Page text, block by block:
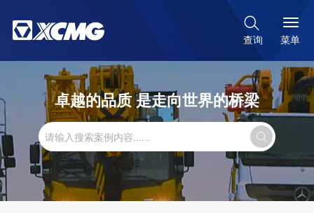

查询 菜单
卓越的品质 是走向世界的桥梁
